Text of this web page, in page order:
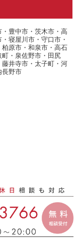
豊中市・茨木市・高
寝屋川市・守口市・
原市・和泉市・高石
・泉佐野市・田尻
井寺市・太子町・河
長野市